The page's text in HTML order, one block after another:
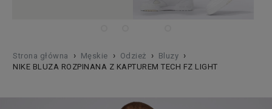
Strona główna › Męskie › Odzież › Bluzy ›
NIKE BLUZA ROZPINANA Z KAPTUREM TECH FZ LIGHT